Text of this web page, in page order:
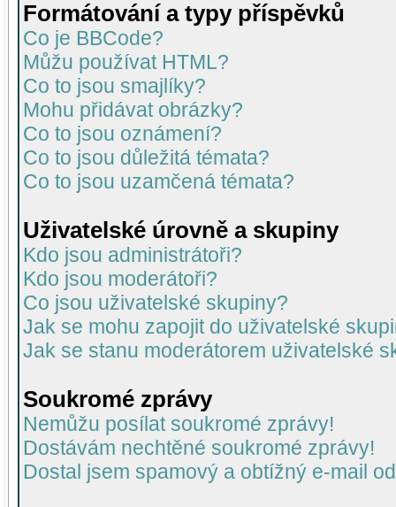
Formátování a typy příspěvků
Co je BBCode?
Můžu používat HTML?
Co to jsou smajlíky?
Mohu přidávat obrázky?
Co to jsou oznámení?
Co to jsou důležitá témata?
Co to jsou uzamčená témata?
Uživatelské úrovně a skupiny
Kdo jsou administrátoři?
Kdo jsou moderátoři?
Co jsou uživatelské skupiny?
Jak se mohu zapojit do uživatelské
Jak se stanu moderátorem uživatelské
Soukromé zprávy
Nemůžu posílat soukromé zprávy!
Dostávám nechtěné soukromé zprávy!
Dostal jsem spamový a obtížný e-mail